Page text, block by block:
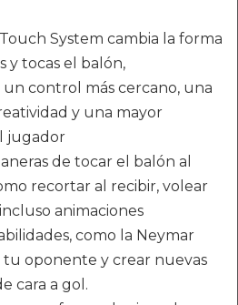
System cambia la forma
y tocas el balón,
control más cercano, una
y una mayor
jugador
de tocar el balón al
recortar al recibir, volear
animaciones
como la Neymar
tu oponente y crear nuevas
cara a gol.